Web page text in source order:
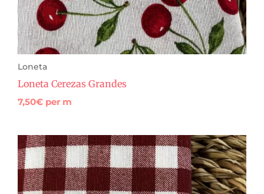
Loneta
Loneta Cerezas Grandes
7,50€ per m